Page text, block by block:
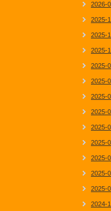
2026-
2025-
2025-
2025-
2025-
2025-
2025-
2025-
2025-
2025-
2025-
2025-
2025-
2024-